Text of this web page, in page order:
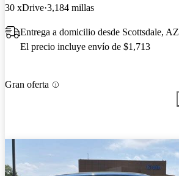
30 xDrive 3,184 millas
Entrega a domicilio desde Scottsdale, AZ
El precio incluye envío de $1,713
Gran oferta